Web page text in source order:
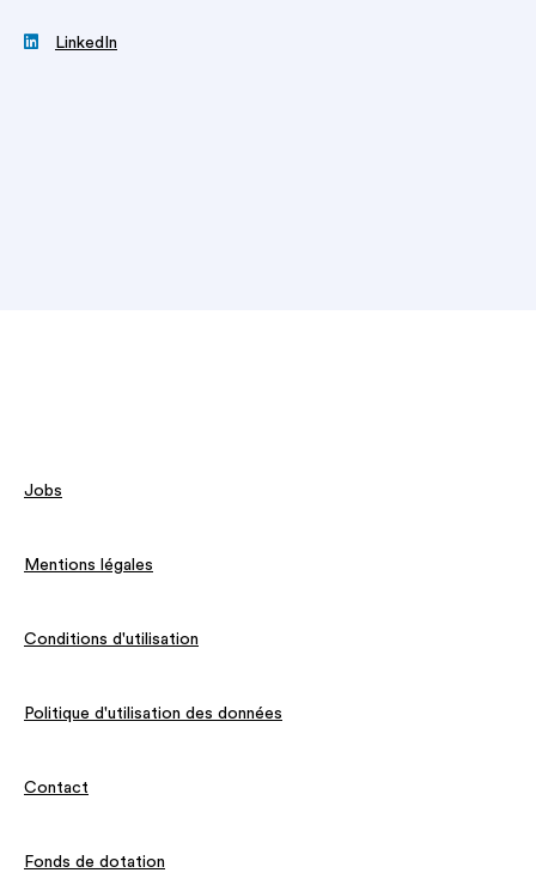
 LinkedIn
Jobs
Mentions légales
Conditions d'utilisation
Politique d'utilisation des données
Contact
Fonds de dotation